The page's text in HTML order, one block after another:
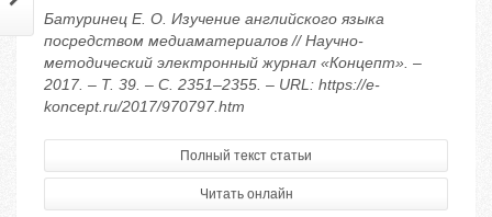
Батуринец Е. О. Изучение английского языка
посредством медиаматериалов // Научно-
методический электронный журнал «Концепт». –
2017. – Т. 39. – С. 2351–2355. – URL: https://e-
koncept.ru/2017/970797.htm
Полный текст статьи
Читать онлайн